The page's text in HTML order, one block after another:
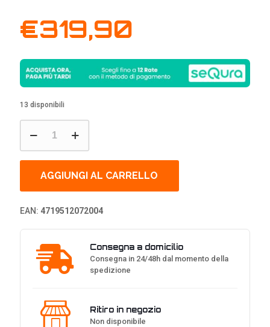
€319,90
13 disponibili
Master
V-
Series,
Platinum,
modulare,
ATX
3.0
1300W
quantità
AGGIUNGI AL CARRELLO
EAN: 4719512072004
Consegna a domicilio
Consegna in 24/48h dal momento della
spedizione
Ritiro in negozio
Non disponibile